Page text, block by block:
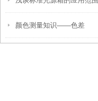
颜色测量知识——色差